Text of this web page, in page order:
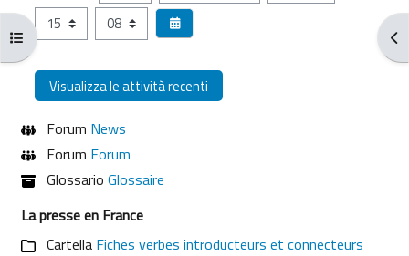
Apri indice del corso
Ora
Minuto
Forum News
Forum Forum
Glossario Glossaire
La presse en France
Cartella Fiches verbes introducteurs et connecteurs